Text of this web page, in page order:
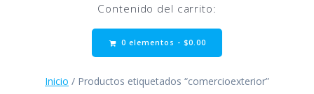
Contenido del carrito:
0 elementos - $0.00
Inicio / Productos etiquetados “comercioexterior”